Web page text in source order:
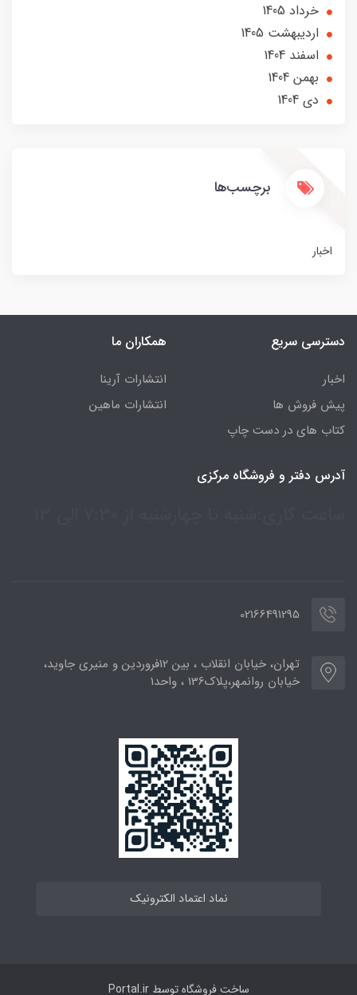
خرداد 1405
ارديبهشت 1405
اسفند 1404
بهمن 1404
دی 1404
برچسب‌ها
اخبار
دسترسی سریع
اخبار
پیش فروش ها
کتاب های در دست چاپ
همکاران ما
انتشارات آرینا
انتشارات ماهین
آدرس دفتر و فروشگاه مرکزی
02166491295
تهران، خیابان انقلاب ، بین 12فروردین و منیری جاوید،
خیابان روانمهر،پلاک136 ، واحد1
نماد اعتماد الکترونیک
ساخت فروشگاه توسطPortal.ir